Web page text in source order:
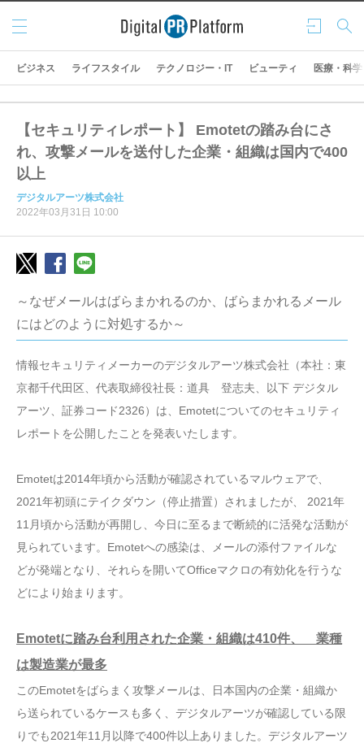
ログ
イン
検索
メニ
ュー
ビジネス ライフスタイル テクノロジー・IT ビューティ 医療・科学
【セキュリティレポート】 Emotetの踏み台にさ
れ、攻撃メールを送付した企業・組織は国内で400
以上
デジタルアーツ株式会社
2022年03月31日 10:00
～なぜメールはばらまかれるのか、ばらまかれるメール
にはどのように対処するか～
情報セキュリティメーカーのデジタルアーツ株式会社（本社：東
京都千代田区、代表取締役社長：道具 登志夫、以下 デジタル
アーツ、証券コード2326）は、Emotetについてのセキュリティ
レポートを公開したことを発表いたします。
Emotetは2014年頃から活動が確認されているマルウェアで、
2021年初頭にテイクダウン（停止措置）されましたが、 2021年
11月頃から活動が再開し、今日に至るまで断続的に活発な活動が
見られています。Emotetへの感染は、メールの添付ファイルな
どが発端となり、それらを開いてOfficeマクロの有効化を行うな
どにより始まります。
Emotetに踏み台利用された企業・組織は410件、 業種
は製造業が最多
このEmotetをばらまく攻撃メールは、日本国内の企業・組織か
ら送られているケースも多く、デジタルアーツが確認している限
りでも2021年11月以降で400件以上ありました。デジタルアーツ